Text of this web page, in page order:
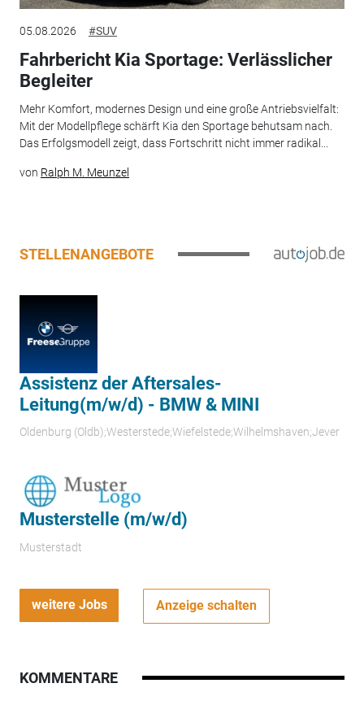
05.08.2026 #SUV
Fahrbericht Kia Sportage: Verlässlicher
Begleiter
Mehr Komfort, modernes Design und eine große Antriebsvielfalt:
Mit der Modellpflege schärft Kia den Sportage behutsam nach.
Das Erfolgsmodell zeigt, dass Fortschritt nicht immer radikal...
von Ralph M. Meunzel
STELLENANGEBOTE
Assistenz der Aftersales-
Leitung(m/w/d) - BMW & MINI
Oldenburg (Oldb);Westerstede;Wiefelstede;Wilhelmshaven;Jever
Musterstelle (m/w/d)
Musterstadt
weitere Jobs Anzeige schalten
KOMMENTARE